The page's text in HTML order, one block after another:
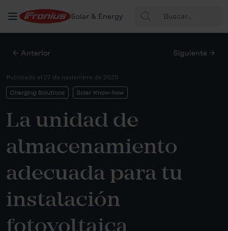
Solar & Energy Buscar:
← Anterior Siguiente →
Publicado el 27 de noviembre de 2025
Charging Solutions Solar Know-how
La unidad de
almacenamiento
adecuada para tu
instalación
fotovoltaica